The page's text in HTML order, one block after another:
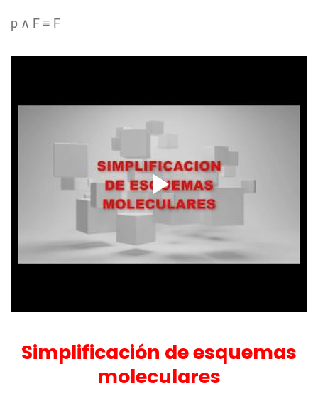
p ∧ F ≡ F
Simplificación de esquemas
moleculares